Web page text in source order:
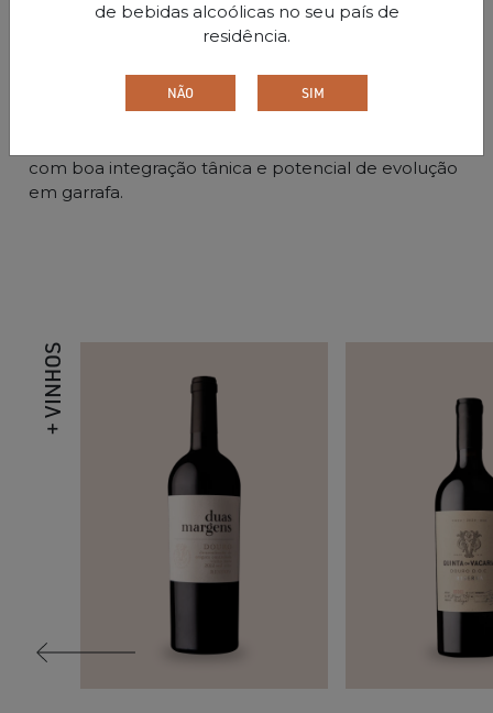
Apresenta boa maturação e concentração. Nariz
intenso, com fruta negra, violeta, esteva e madeira
bem integrada, já com subtis notas terciárias (cacau,
tabaco). Boca estruturada, taninos firmes e polidos,
com boa integração tânica e potencial de evolução
em garrafa.
+ VINHOS
RESERVA TINTO
de bebidas alcoólicas no seu país de
residência.
NÃO SIM